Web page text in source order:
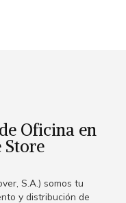
Oficina en
Store
S.A.) somos tu
y distribución de